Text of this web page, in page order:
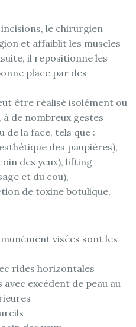
le chirurgien
et affaiblit les muscles
il repositionne les
place par des
être réalisé isolément ou
de nombreux gestes
de la face, tels que :
des paupières),
des yeux), lifting
et du cou),
de toxine botulique,
visées sont les
rides horizontales
excédent de peau au